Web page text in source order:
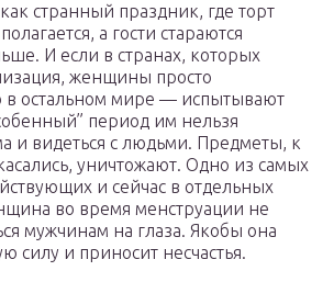
странный праздник, где торт
а гости стараются
И если в странах, которых
женщины просто
в остальном мире — испытывают
период им нельзя
и видеться с людьми. Предметы, к
уничтожают. Одно из самых
и сейчас в отдельных
во время менструации не
мужчинам на глаза. Якобы она
силу и приносит несчастья.